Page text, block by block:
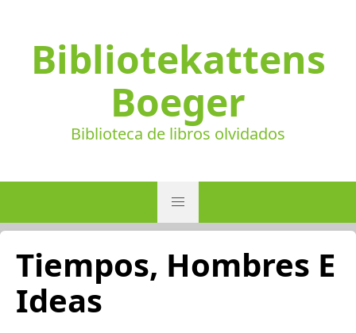
Bibliotekattens
Boeger
Biblioteca de libros olvidados
Tiempos, Hombres E
Ideas